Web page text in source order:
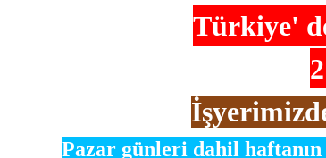
Türkiye'
Pazar günleri dahil haftanın